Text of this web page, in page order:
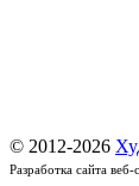
© 2012-2026
Разработка сайта веб-